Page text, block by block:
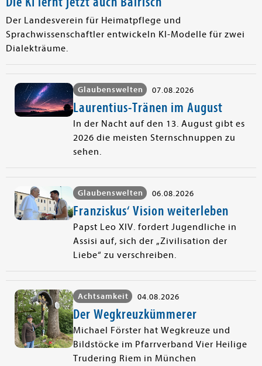
Der Landesverein für Heimatpflege und
Sprachwissenschaftler entwickeln KI-Modelle für zwei
Dialekträume.
Glaubenswelten 07.08.2026
Laurentius-Tränen im August
In der Nacht auf den 13. August gibt es
2026 die meisten Sternschnuppen zu
sehen.
Glaubenswelten 06.08.2026
Franziskus‘ Vision weiterleben
Papst Leo XIV. fordert Jugendliche in
Assisi auf, sich der „Zivilisation der
Liebe“ zu verschreiben.
Achtsamkeit 04.08.2026
Der Wegkreuzkümmerer
Michael Förster hat Wegkreuze und
Bildstöcke im Pfarrverband Vier Heilige
Trudering Riem in München